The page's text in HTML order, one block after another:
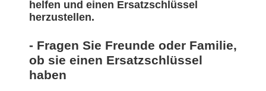
helfen und einen Ersatzschlüssel
herzustellen.
- Fragen Sie Freunde oder Familie,
ob sie einen Ersatzschlüssel
haben